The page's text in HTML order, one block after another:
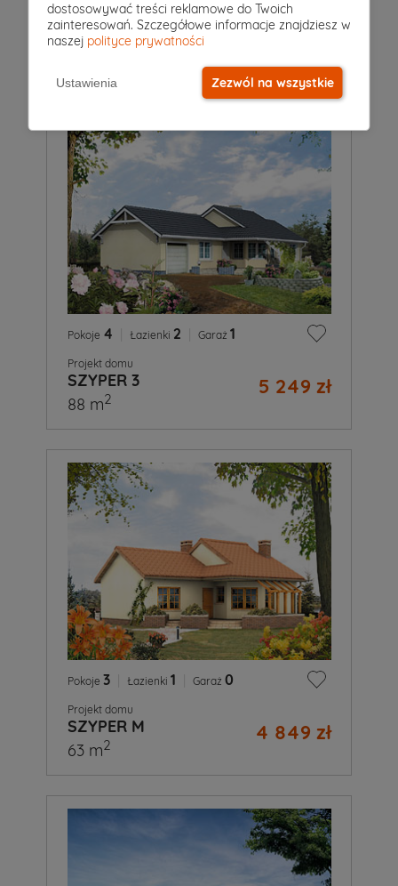
Projekt domu
ZOŚKA 4 5 249 zł
2
Pokoje 4 Łazienki 2 Garaż 1
Projekt domu
SZYPER 3 5 249 zł
88 m2
Pokoje 3 Łazienki 1 Garaż 0
Projekt domu
SZYPER M 4 849 zł
63 m2
dostosowywać treści reklamowe do Twoich
zainteresowań. Szczegółowe informacje znajdziesz w
naszej polityce prywatności
Ustawienia Zezwól na wszystkie